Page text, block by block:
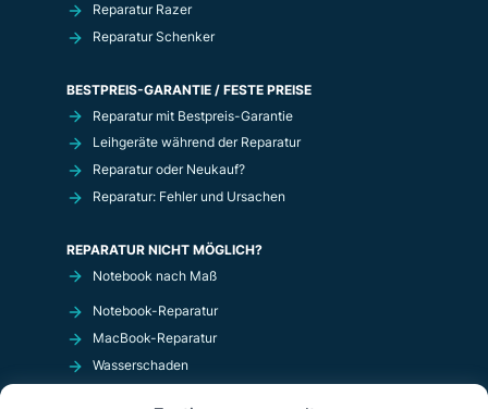
Reparatur Razer
Reparatur Schenker
BESTPREIS-GARANTIE / FESTE PREISE
Reparatur mit Bestpreis-Garantie
Leihgeräte während der Reparatur
Reparatur oder Neukauf?
Reparatur: Fehler und Ursachen
REPARATUR NICHT MÖGLICH?
Notebook nach Maß
Notebook-Reparatur
MacBook-Reparatur
Wasserschaden